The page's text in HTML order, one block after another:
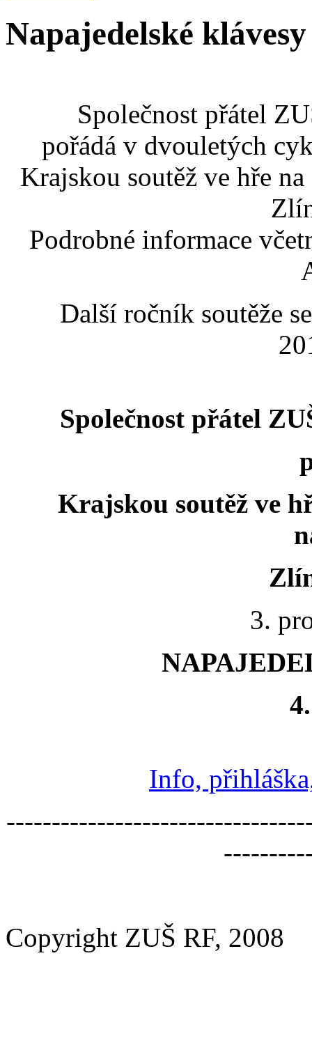
Napajedelské klávesy
Společnost přátel
pořádá v dvouletých
Krajskou soutěž ve hře
Podrobné informace
Další ročník soutěže
Společnost přátel
Krajskou soutěž ve
3.
Info,
Copyright ZUŠ RF, 2008